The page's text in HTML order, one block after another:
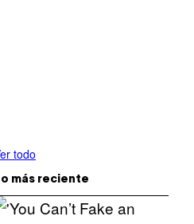
todo
más reciente